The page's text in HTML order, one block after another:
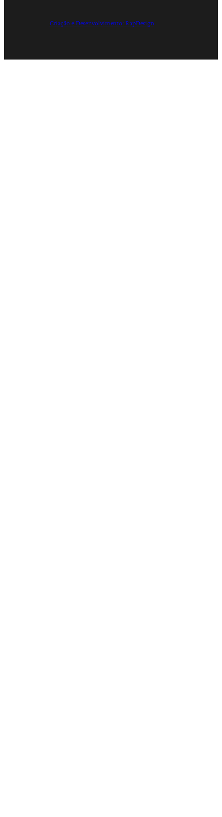
Criação e Desenvolvimento: RapDesign